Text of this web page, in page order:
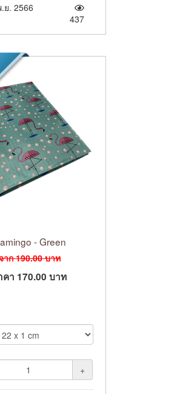
ย. 2566
437
- Green
าก190.00บาท
คา 170.00 บาท
+